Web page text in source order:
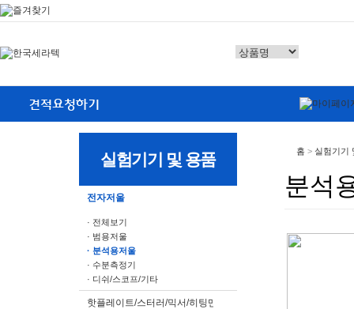
실험기기 및 용품
전자저울
· 전체보기
· 범용저울
· 분석용저울
· 수분측정기
· 디쉬/스코프/기타
핫플레이트/스터러/믹서/히팅맨틀
홈 > 실험기기
분석